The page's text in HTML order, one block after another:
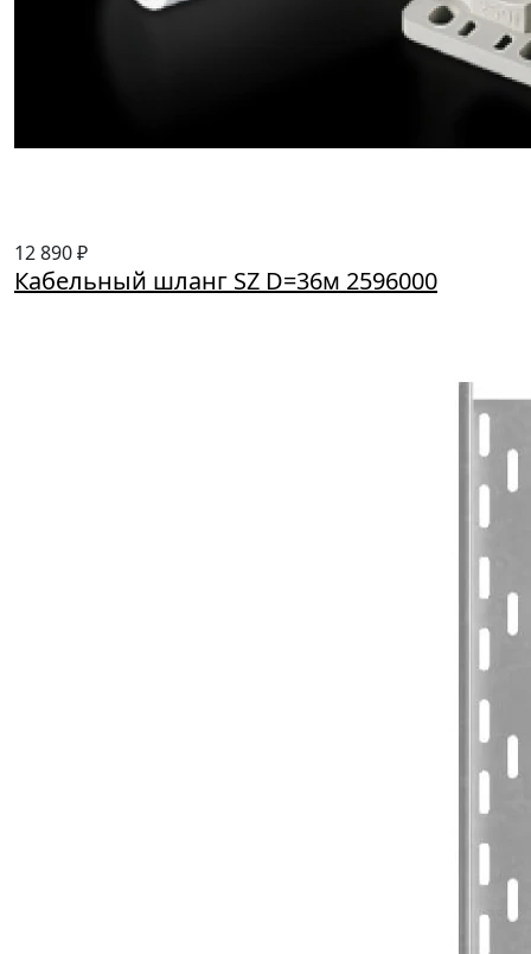
12 890 ₽
Кабельный шланг SZ D=36м 2596000